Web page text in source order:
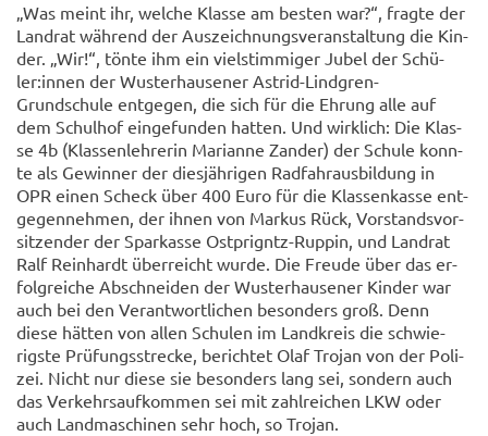
„Was meint ihr, wel­che Klas­se am bes­ten war?“, frag­te der
Land­rat wäh­rend der Aus­zeich­nungs­ver­an­stal­tung die Kin­
der. „Wir!“, tönte ihm ein viel­stim­mi­ger Jubel der Schü­
ler:innen der Wus­ter­hau­se­ner Astrid-​Lindgren-
Grundschule ent­ge­gen, die sich für die Eh­rung alle auf
dem Schul­hof ein­ge­fun­den hat­ten. Und wirk­lich: Die Klas­
se 4b (Klas­sen­leh­re­rin Ma­ri­an­ne Zan­der) der Schu­le konn­
te als Ge­win­ner der dies­jäh­ri­gen Rad­fahr­aus­bil­dung in
OPR einen Scheck über 400 Euro für die Klas­sen­kas­se ent­
ge­gen­neh­men, der ihnen von Mar­kus Rück, Vor­stands­vor­
sit­zen­der der Spar­kas­se Ostprigntz-​Ruppin, und Land­rat
Ralf Rein­hardt über­reicht wurde. Die Freu­de über das er­
folg­rei­che Ab­schnei­den der Wus­ter­hau­se­ner Kin­der war
auch bei den Ver­ant­wort­li­chen be­son­ders groß. Denn
diese hät­ten von allen Schu­len im Land­kreis die schwie­
rigs­te Prü­fungs­stre­cke, be­rich­tet Olaf Tro­jan von der Po­li­
zei. Nicht nur diese sie be­son­ders lang sei, son­dern auch
das Ver­kehrs­auf­kom­men sei mit zahl­rei­chen LKW oder
auch Land­ma­schi­nen sehr hoch, so Tro­jan.